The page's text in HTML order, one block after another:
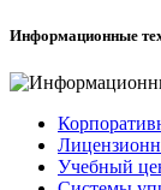
Информационные
Учебный